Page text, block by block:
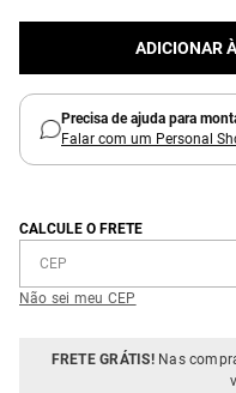
ADICIONAR
Precisa de ajuda para
Falar com um Personal
CALCULE O FRETE
Não sei meu CEP
FRETE GRÁTIS!Nas